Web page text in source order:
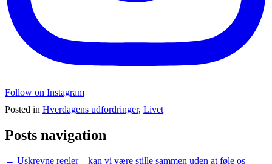
Follow on Instagram
Posted in Hverdagens udfordringer, Livet
Posts navigation
← Uskrevne regler – kan vi være stille sammen uden at føle os